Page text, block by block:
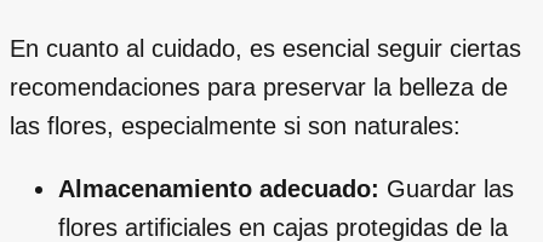
En cuanto al cuidado, es esencial seguir ciertas
recomendaciones para preservar la belleza de
las flores, especialmente si son naturales:
Almacenamiento adecuado: Guardar las
flores artificiales en cajas protegidas de la